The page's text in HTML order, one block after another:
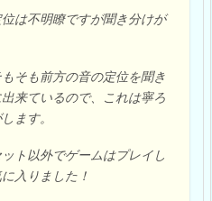
は不明瞭ですが聞き分けが
そも前方の音の定位を聞き
来ているので、これは寧ろ
ます。
ト以外でゲームはプレイし
入りました！